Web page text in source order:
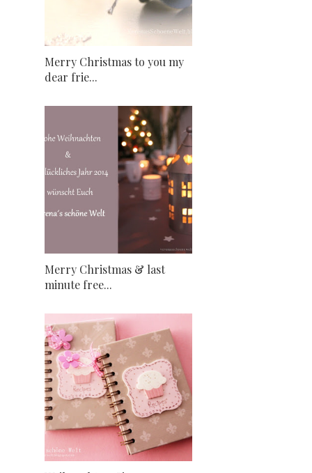
Merry Christmas to you my
dear frie...
Merry Christmas & last
minute free...